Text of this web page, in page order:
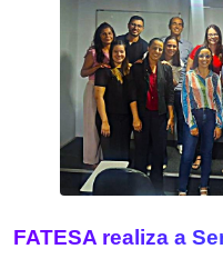
FATESA realiza a